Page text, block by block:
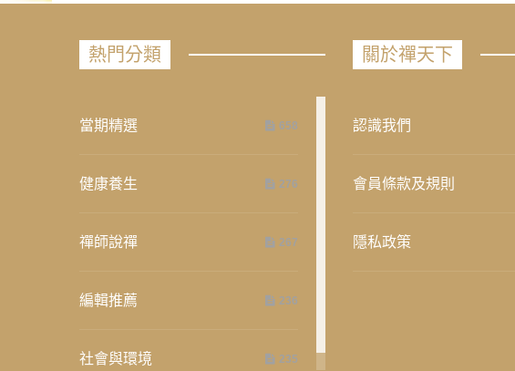
熱門分類
當期精選 658
健康養生 276
禪師說禪 267
編輯推薦 236
社會與環境 235
關於禪天下
認識我們
會員條款及規則
隱私政策